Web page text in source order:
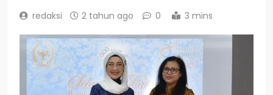
redaksi 2 tahun ago 0 3 mins